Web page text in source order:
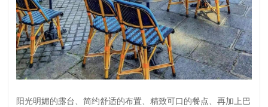
阳光明媚的露台、简约舒适的布置、精致可口的餐点、再加上巴